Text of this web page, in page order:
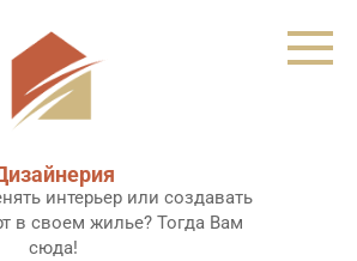
интерьер или создавать
в своем жилье? Тогда Вам
сюда!